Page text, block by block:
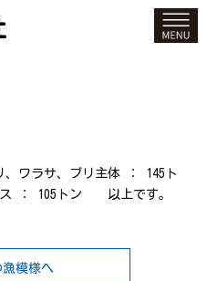
ワラサ、ブリ主体 ： 145ト
： 105トン 以上です。
漁模様へ